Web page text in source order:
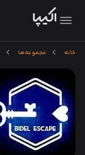
خانه مجموعه‌ها